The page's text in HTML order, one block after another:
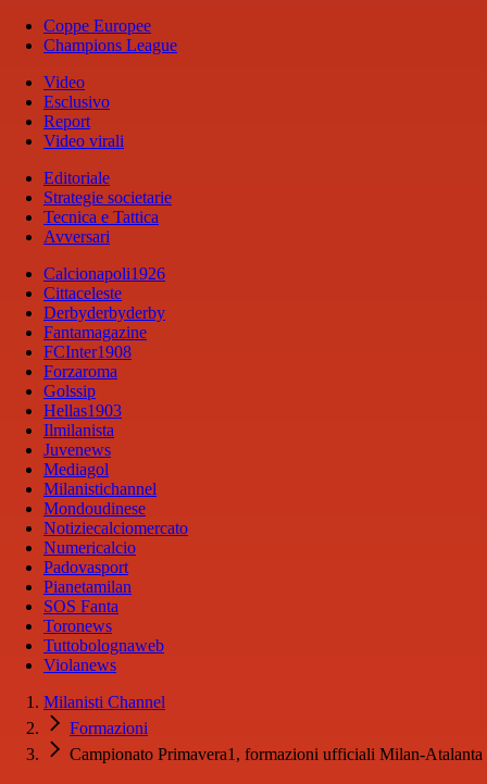
Coppe Europee
Champions League
Video
Esclusivo
Report
Video virali
Editoriale
Strategie societarie
Tecnica e Tattica
Avversari
Calcionapoli1926
Cittaceleste
Derbyderbyderby
Fantamagazine
FCInter1908
Forzaroma
Golssip
Hellas1903
Ilmilanista
Juvenews
Mediagol
Milanistichannel
Mondoudinese
Notiziecalciomercato
Numericalcio
Padovasport
Pianetamilan
SOS Fanta
Toronews
Tuttobolognaweb
Violanews
Milanisti Channel
Formazioni
Campionato Primavera1, formazioni ufficiali Milan-Atalanta